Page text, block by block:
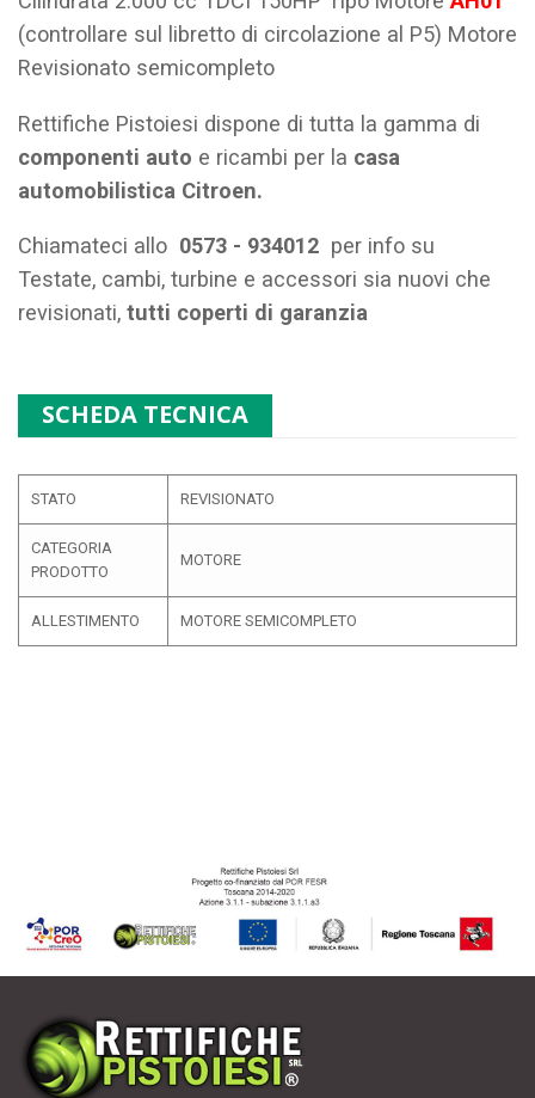
(controllare sul libretto di circolazione al P5) Motore
Revisionato semicompleto
Rettifiche Pistoiesi dispone di tutta la gamma di
componenti auto e ricambi per la casa
automobilistica Citroen.
Chiamateci allo 0573 - 934012 per info su
Testate, cambi, turbine e accessori sia nuovi che
revisionati, tutti coperti di garanzia
SCHEDA TECNICA
STATO REVISIONATO
CATEGORIA
PRODOTTO
MOTORE
ALLESTIMENTO MOTORE SEMICOMPLETO